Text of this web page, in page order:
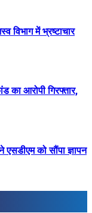
विभाग में भ्रष्टाचार
का आरोपी गिरफ्तार,
को सौंपा ज्ञापन